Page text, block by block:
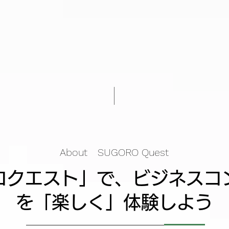
About SUGORO Quest
クエスト」で、ビジネスコ
を「楽しく」体験しよう